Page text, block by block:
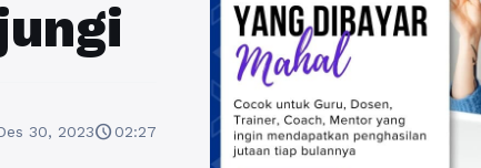
30, 2023schedule02:27